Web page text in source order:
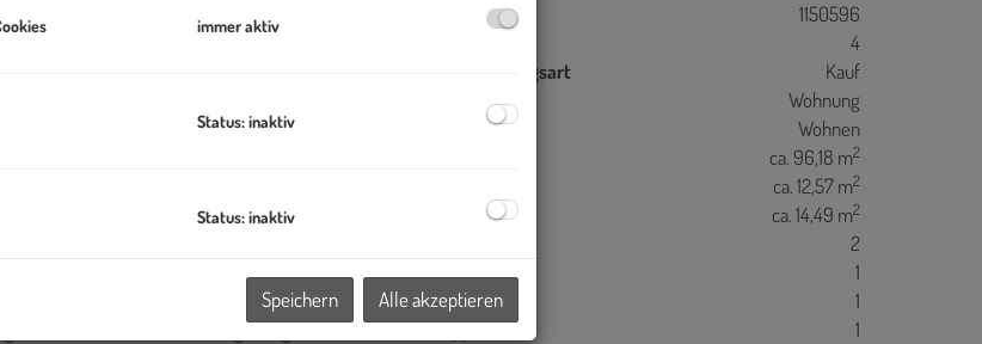
Stadtquartier mit rund 2.000 Wohnungen, dazu
und Bildungseinrichtungen, welches das
verbindet.
eine besondere Rolle ein: Zwei Bauteile die sich
sich harmonisch in die Umgebung ein und
Objektnr.
1150596
4
Vermarktungsart
Kauf
Objektart
Wohnung
Nutzungsart
Wohnen
ca. 96,18 m2
ca. 12,57 m2
Balkonfläche ca. 14,49 m2
2
WC
1
Balkone
1
Loggien
1
immer aktiv
Status: inaktiv
Status: inaktiv
Speichern Alle akzeptieren